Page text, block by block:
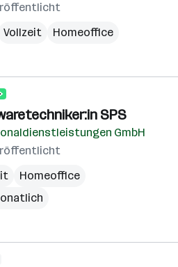
Vollzeit Homeoffice
SPS
GmbH
Homeoffice